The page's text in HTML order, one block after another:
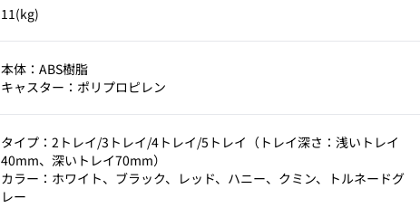
11(kg)
本体：ABS樹脂
キャスター：ポリプロピレン
タイプ：2トレイ/3トレイ/4トレイ/5トレイ（トレイ深さ：浅いトレイ
40mm、深いトレイ70mm）
カラー：ホワイト、ブラック、レッド、ハニー、クミン、トルネードグ
レー